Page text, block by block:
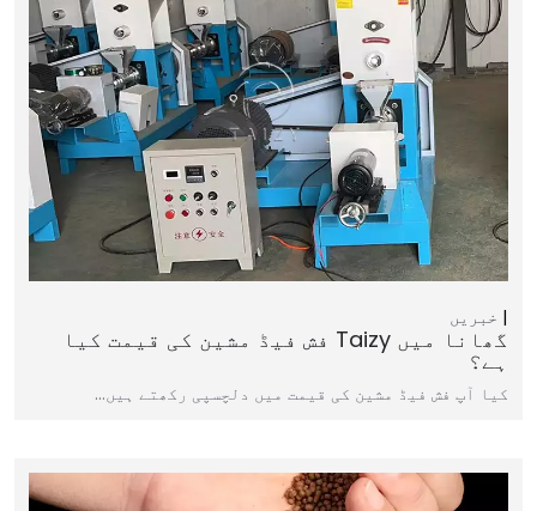
خبریں
گھانا میں Taizy فش فیڈ مشین کی قیمت کیا
ہے؟
کیا آپ فش فیڈ مشین کی قیمت میں دلچسپی رکھتے ہیں…